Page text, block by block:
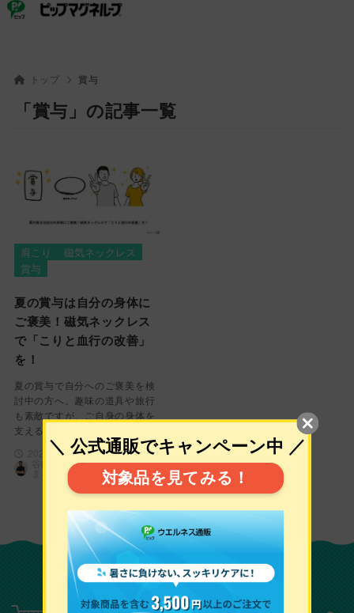
ピップ
トップ 賞与
「賞与」の記事一覧
肩こり
磁気ネックレス
賞与
夏の賞与は自分の身体に
ご褒美！磁気ネックレス
で「こりと血行の改善」
を！
夏の賞与で自分へのご褒美を検
討中の方へ。趣味の道具や旅行
も素敵ですが、ご自身の身体を
支える「磁気ネ…
2026年4月23日
谷口 典正（たにぐち のり